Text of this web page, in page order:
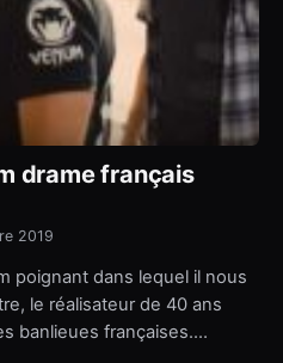
drame français
2019
poignant dans lequel il nous
le réalisateur de 40 ans
banlieues françaises.…